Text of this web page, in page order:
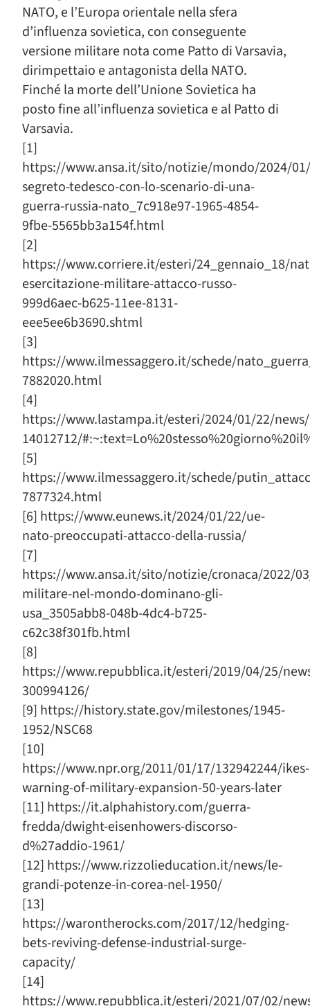
NATO, e l’Europa orientale nella sfera
d’influenza sovietica, con conseguente
versione militare nota come Patto di Varsavia,
dirimpettaio e antagonista della NATO.
Finché la morte dell’Unione Sovietica ha
posto fine all’influenza sovietica e al Patto di
Varsavia.
[1]
https://www.ansa.it/sito/notizie/mondo/2024/
segreto-tedesco-con-lo-scenario-di-una-
guerra-russia-nato_7c918e97-1965-4854-
9fbe-5565bb3a154f.html
[2]
https://www.corriere.it/esteri/24_gennaio_18/
esercitazione-militare-attacco-russo-
999d6aec-b625-11ee-8131-
eee5ee6b3690.shtml
[3]
https://www.ilmessaggero.it/schede/
7882020.html
[4]
https://www.lastampa.it/esteri/2024/01/22/
14012712/
[5]
https://www.ilmessaggero.it/schede/
7877324.html
[6] https://www.eunews.it/2024/01/22/ue-
nato-preoccupati-attacco-della-russia/
[7]
https://www.ansa.it/sito/notizie/cronaca/2022/
militare-nel-mondo-dominano-gli-
usa_3505abb8-048b-4dc4-b725-
c62c38f301fb.html
[8]
https://www.repubblica.it/esteri/2019/04/25/
300994126/
[9] https://history.state.gov/milestones/1945-
1952/NSC68
[10]
https://www.npr.org/2011/01/17/132942244/ikes-
warning-of-military-expansion-50-years-later
[11] https://it.alphahistory.com/guerra-
fredda/dwight-eisenhowers-discorso-
d%27addio-1961/
[12] https://www.rizzolieducation.it/news/le-
grandi-potenze-in-corea-nel-1950/
[13]
https://warontherocks.com/2017/12/hedging-
bets-reviving-defense-industrial-surge-
capacity/
[14]
https://www.repubblica.it/esteri/2021/07/02/